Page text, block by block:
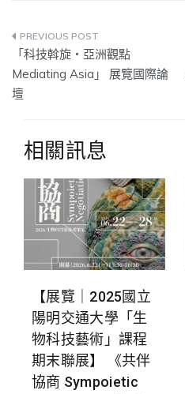
文
章
導
覽
「科技斡旋‧亞洲觀點
Mediating Asia」 展覽國際論
壇
相關訊息
【展覽｜2025國立
陽明交通大學「生
物科技藝術」課程
期末聯展】 《共伴
協商 Sympoietic